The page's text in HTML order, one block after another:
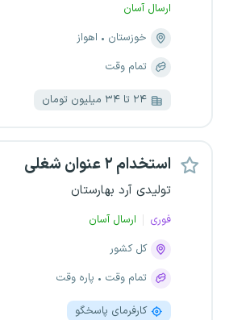
ارسال آسان
خوزستان
اهواز
تمام وقت
۲۴ تا ۳۴ میلیون تومان
استخدام ۲ عنوان شغلی
تولیدی آرد بهارستان
فوری
ارسال آسان
کل کشور
تمام وقت
پاره وقت
کارفرمای پاسخگو